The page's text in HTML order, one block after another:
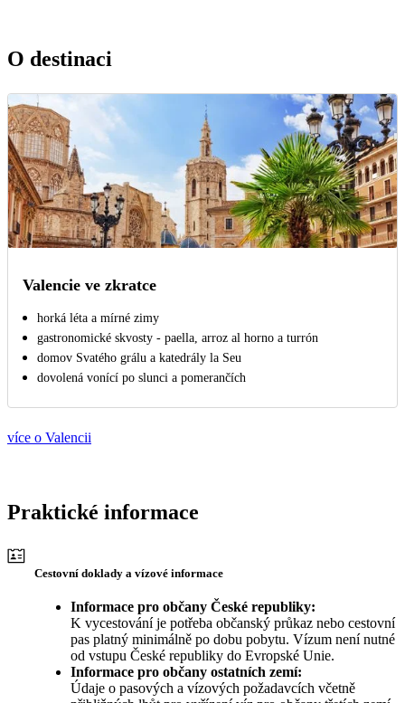
O destinaci
Valencie ve zkratce
horká léta a mírné zimy
gastronomické skvosty - paella, arroz al horno a turrón
domov Svatého grálu a katedrály la Seu
dovolená vonící po slunci a pomerančích
více o Valencii
Praktické informace
Cestovní doklady a vízové informace
Informace pro občany České republiky:
K vycestování je potřeba občanský průkaz nebo cestovní
pas platný minimálně po dobu pobytu. Vízum není nutné
od vstupu České republiky do Evropské Unie.
Informace pro občany ostatních zemí:
Údaje o pasových a vízových požadavcích včetně